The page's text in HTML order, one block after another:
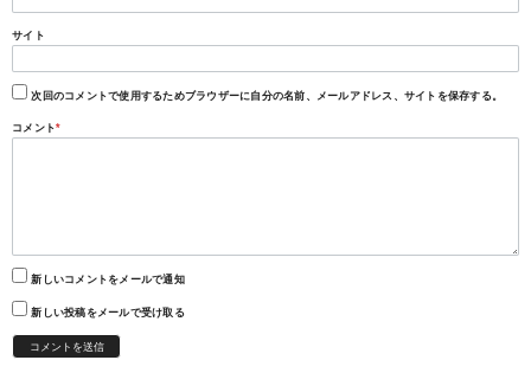
サイト
次回のコメントで使用するためブラウザーに自分の名前、メールアドレス、サイトを保存する。
コメント*
新しいコメントをメールで通知
新しい投稿をメールで受け取る